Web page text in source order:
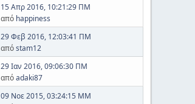
15 Απρ 2016, 10:21:29 ΠΜ
από happiness
29 Φεβ 2016, 12:03:41 ΠΜ
απόstam12
29 Ιαν 2016, 09:06:30 ΠΜ
απόadaki87
09 Νοε 2015, 03:24:15 ΜΜ